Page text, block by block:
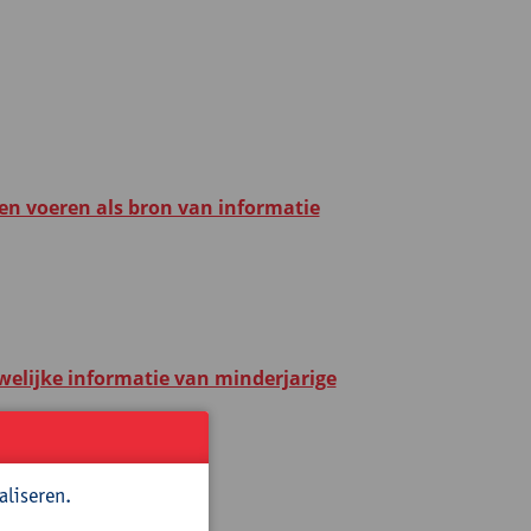
voeren als bron van informatie
informatie van minderjarige